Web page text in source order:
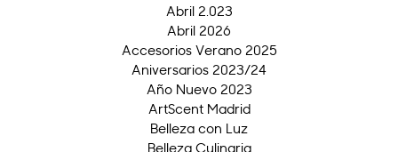
Abril 2.023
Abril 2026
Accesorios Verano 2025
Aniversarios 2023/24
Año Nuevo 2023
ArtScent Madrid
Belleza con Luz
Belleza Culinaria